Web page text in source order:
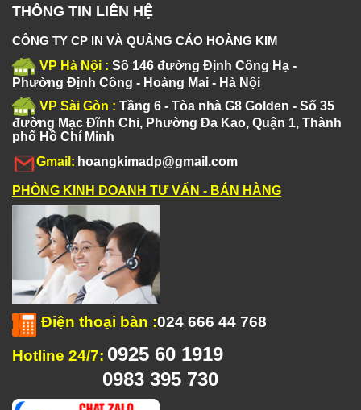
THÔNG TIN LIÊN HỆ
CÔNG TY CP IN VÀ QUẢNG CÁO HOÀNG KIM
VP Hà Nội : Số 146 đường Định Công Hạ -
Phường Định Công - Hoàng Mai - Hà Nội
VP Sài Gòn : Tầng 6 - Tòa nhà G8 Golden - Số 35
đường Mạc Đĩnh Chi, Phường Đa Kao, Quận 1, Thành
phố Hồ Chí Minh
Gmail: hoangkimadp@gmail.com
PHÒNG KINH DOANH TƯ VẤN - BÁN HÀNG
Điện thoại bàn :024 666 44 768
Hotline 24/7: 0925 60 1919
0983 395 730